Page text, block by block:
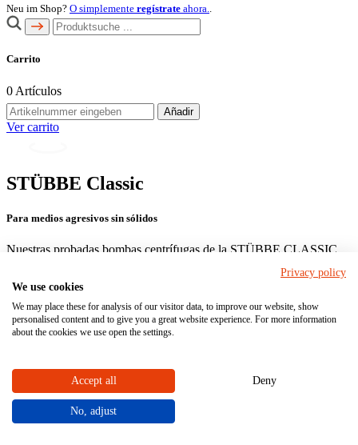
Neu im Shop? O simplemente regístrate ahora..
Carrito
0 Artículos
Añadir
Ver carrito
STÜBBE Classic
Para medios agresivos sin sólidos
Nuestras probadas bombas centrífugas de la STÜBBE CLASSIC
construcciones estables se utilizan con éxito desde hace muchos
años y han demostrado ser fiables. Gracias a su larga vida útil, estas
bombas centrífugas son muy interesantes desde el punto de vista
económico.
directamente en línea en este sitio web. ¡Nosotros le asesoramos con
mucho gusto! Envíenos informaciones sobre su
utilizando el formulario al final de esta página.
Privacy policy
We use cookies
We may place these for analysis of our visitor data, to improve our website, show
personalised content and to give you a great website experience. For more information
about the cookies we use open the settings.
Accept all Deny
No, adjust